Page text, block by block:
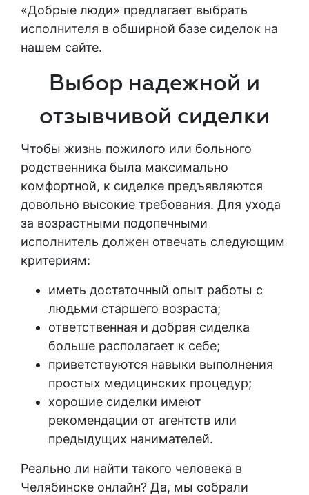
«Добрые люди» предлагает выбрать
исполнителя в обширной базе сиделок на
нашем сайте.
Выбор надежной и
отзывчивой сиделки
Чтобы жизнь пожилого или больного
родственника была максимально
комфортной, к сиделке предъявляются
довольно высокие требования. Для ухода
за возрастными подопечными
исполнитель должен отвечать следующим
критериям:
иметь достаточный опыт работы с
людьми старшего возраста;
ответственная и добрая сиделка
больше располагает к себе;
приветствуются навыки выполнения
простых медицинских процедур;
хорошие сиделки имеют
рекомендации от агентств или
предыдущих нанимателей.
Реально ли найти такого человека в
Челябинске онлайн? Да, мы собрали